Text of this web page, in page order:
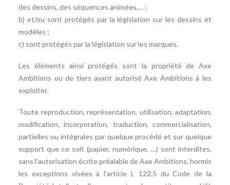
des dessins, des séquences animées,… ;
b) et/ou sont protégés par la législation sur les dessins et
modèles ;
c) sont protégés par la législation sur les marques.
Les éléments ainsi protégés sont la propriété de Axe
Ambitions ou de tiers ayant autorisé Axe Ambitions à les
exploiter.
Toute reproduction, représentation, utilisation, adaptation,
modification, incorporation, traduction, commercialisation,
partielles ou intégrales par quelque procédé et sur quelque
support que ce soit (papier, numérique, …) sont interdites,
sans l’autorisation écrite préalable de Axe Ambitions, hormis
les exceptions visées à l’article L 122.5 du Code de la